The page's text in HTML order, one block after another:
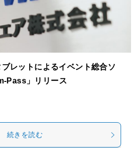
レットによるイベント総合ソ
Pass」リリース
続きを読む